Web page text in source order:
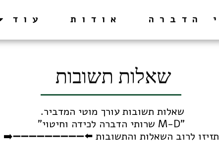
אודות עוד
שאלות תשובות
תזיזו לרוב השאלות והתשובות ⬅️➖➖➖➖➖➖➖➖➖➡️